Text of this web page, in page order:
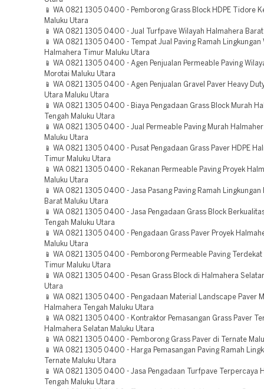
📱 WA 0821 1305 0400 - Pemborong Grass Block HDPE Tidore
Maluku Utara
📱 WA 0821 1305 0400 - Jual Turfpave Wilayah Halmahera
📱 WA 0821 1305 0400 - Tempat Jual Paving Ramah Lingkungan
Halmahera Timur Maluku Utara
📱 WA 0821 1305 0400 - Agen Penjualan Permeable Paving
Morotai Maluku Utara
📱 WA 0821 1305 0400 - Agen Penjualan Gravel Paver Heavy
Utara Maluku Utara
📱 WA 0821 1305 0400 - Biaya Pengadaan Grass Block Murah
Tengah Maluku Utara
📱 WA 0821 1305 0400 - Jual Permeable Paving Murah
Maluku Utara
📱 WA 0821 1305 0400 - Pusat Pengadaan Grass Paver HDPE
Timur Maluku Utara
📱 WA 0821 1305 0400 - Rekanan Permeable Paving Proyek
Maluku Utara
📱 WA 0821 1305 0400 - Jasa Pasang Paving Ramah Lingkungan
Barat Maluku Utara
📱 WA 0821 1305 0400 - Jasa Pengadaan Grass Block
Tengah Maluku Utara
📱 WA 0821 1305 0400 - Pengadaan Grass Paver Proyek
Maluku Utara
📱 WA 0821 1305 0400 - Pemborong Permeable Paving
Timur Maluku Utara
📱 WA 0821 1305 0400 - Pesan Grass Block di Halmahera
Utara
📱 WA 0821 1305 0400 - Pengadaan Material Landscape Paver
Halmahera Tengah Maluku Utara
📱 WA 0821 1305 0400 - Kontraktor Pemasangan Grass Paver
Halmahera Selatan Maluku Utara
📱 WA 0821 1305 0400 - Pemborong Grass Paver di Ternate
📱 WA 0821 1305 0400 - Harga Pemasangan Paving Ramah
Ternate Maluku Utara
📱 WA 0821 1305 0400 - Jasa Pengadaan Turfpave Terpercaya
Tengah Maluku Utara